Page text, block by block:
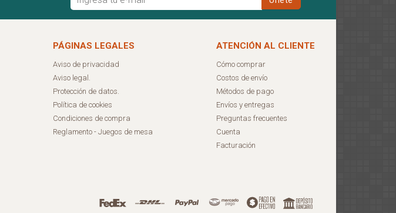
PÁGINAS LEGALES
Aviso de privacidad
Aviso legal.
Protección de datos.
Política de cookies
Condiciones de compra
Reglamento - Juegos de mesa
ATENCIÓN AL CLIENTE
Cómo comprar
Costos de envío
Métodos de pago
Envíos y entregas
Preguntas frecuentes
Cuenta
Facturación